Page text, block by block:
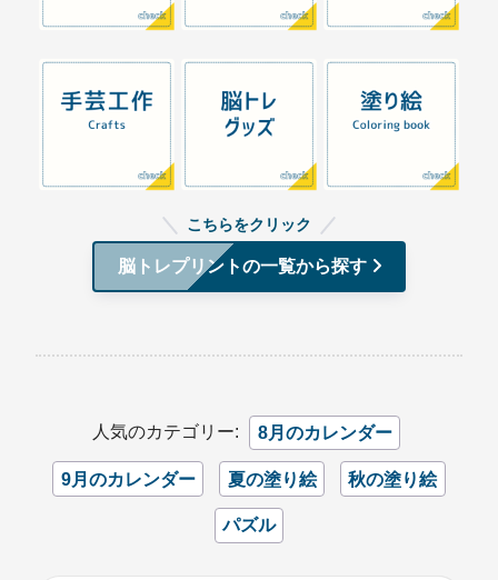
こちらをクリック
脳トレプリントの一覧から探す
人気のカテゴリー: 8月のカレンダー
9月のカレンダー 夏の塗り絵 秋の塗り絵
パズル